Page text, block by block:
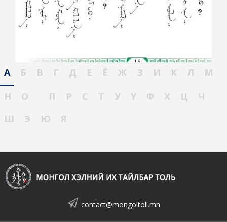
А Б В Г Д Е Ё Ж З И К Л
М
Н
О П Р С Т У Ү Ф Х Ц
Ч
Ш
Э Ю Я
contact@mongoltoli.mn